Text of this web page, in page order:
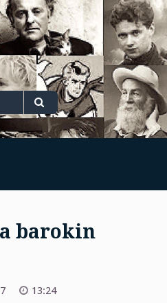
Search
barokin
13:24